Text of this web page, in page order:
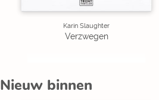
Karin Slaughter
Verzwegen
Nieuw binnen